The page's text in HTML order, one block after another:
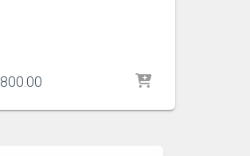
800.00